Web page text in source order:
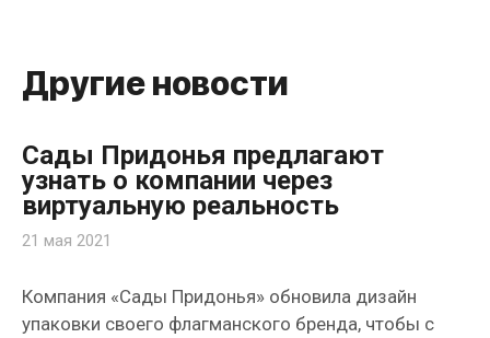
Другие новости
Сады Придонья предлагают
узнать о компании через
виртуальную реальность
21 мая 2021
Компания «Сады Придонья» обновила дизайн
упаковки своего флагманского бренда, чтобы с